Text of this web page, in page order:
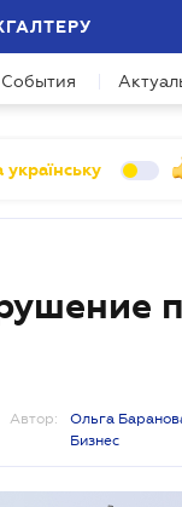
События
Автор:
Ольга
Бизнес